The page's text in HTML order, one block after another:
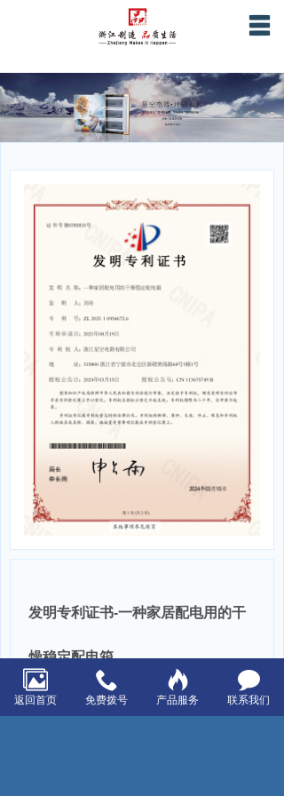
关于星空
产品服务
营销网络
战略合作
联系我们
发明专利证书-一种家居配电用的干
燥稳定配电箱
返回首页 免费拨号 产品服务 联系我们